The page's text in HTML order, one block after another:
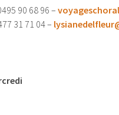
90 68 96 –
31 71 04 –